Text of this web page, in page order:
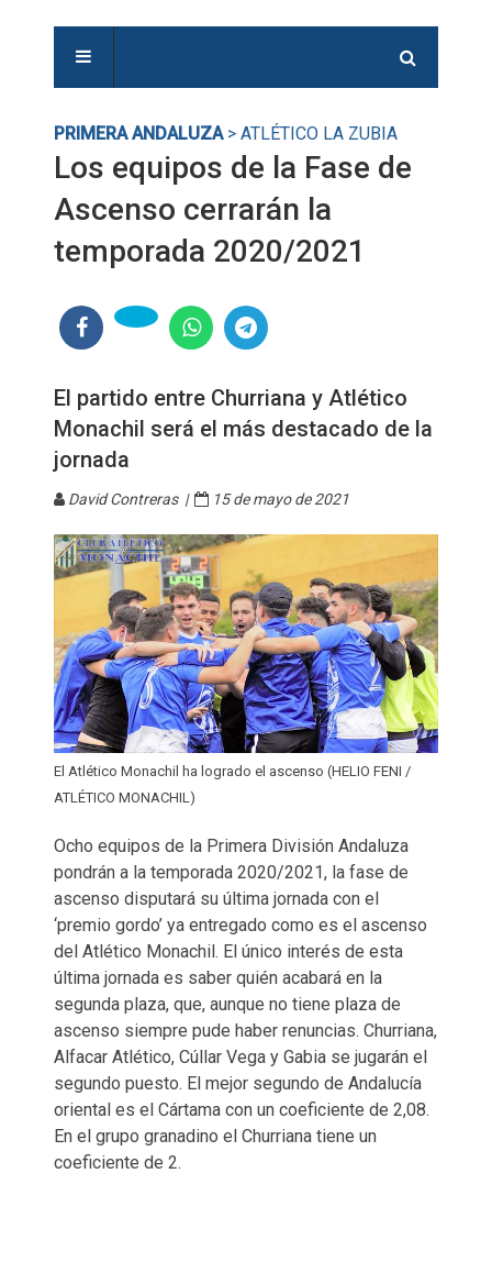
PRIMERA ANDALUZA> ATLÉTICO LA ZUBIA
Los equipos de la Fase de
Ascenso cerrarán la
temporada 2020/2021
El partido entre Churriana y Atlético
Monachil será el más destacado de la
jornada
David Contreras | 15 de mayo de 2021
El Atlético Monachil ha logrado el ascenso (HELIO FENI /
ATLÉTICO MONACHIL)
Ocho equipos de la Primera División Andaluza
pondrán a la temporada 2020/2021, la fase de
ascenso disputará su última jornada con el
‘premio gordo’ ya entregado como es el ascenso
del Atlético Monachil. El único interés de esta
última jornada es saber quién acabará en la
segunda plaza, que, aunque no tiene plaza de
ascenso siempre pude haber renuncias. Churriana,
Alfacar Atlético, Cúllar Vega y Gabia se jugarán el
segundo puesto. El mejor segundo de Andalucía
oriental es el Cártama con un coeficiente de 2,08.
En el grupo granadino el Churriana tiene un
coeficiente de 2.